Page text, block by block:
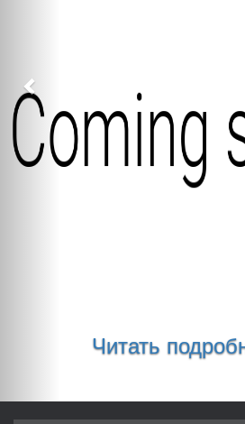
Читать